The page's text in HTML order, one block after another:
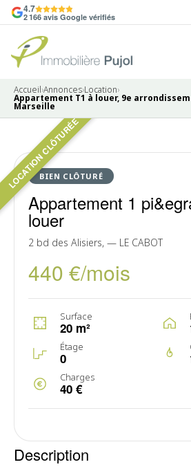
4.7
2 166 avis Google vérifiés
Accueil›Annonces›Location›
Appartement T1 à louer, 9e
Marseille
LOCATION CLÔTURÉE
BIEN CLÔTURÉ
Appartement 1
louer
2 bd des Alisiers, — LE CABOT
440 €/mois
Surface
20 m²
Étage
0
Charges
40 €
Pas de photo disponible
LOUÉ
Description